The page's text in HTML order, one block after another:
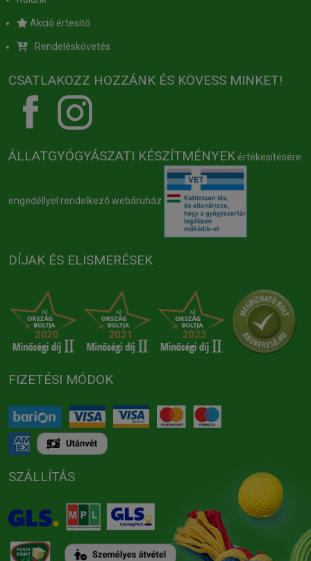
Akció értesítő
Rendeléskövetés
CSATLAKOZZ HOZZÁNK ÉS KÖVESS MINKET!
ÁLLATGYÓGYÁSZATI KÉSZÍTMÉNYEK értékesítésére
engedéllyel rendelkező webáruház
DÍJAK ÉS ELISMERÉSEK
FIZETÉSI MÓDOK
SZÁLLÍTÁS